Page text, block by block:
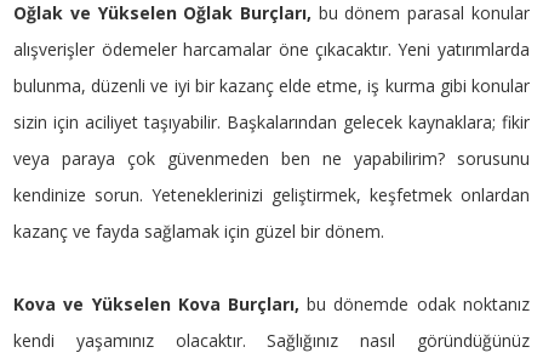
Oğlak ve Yükselen Oğlak Burçları, bu dönem parasal konular
alışverişler ödemeler harcamalar öne çıkacaktır. Yeni yatırımlarda
bulunma, düzenli ve iyi bir kazanç elde etme, iş kurma gibi konular
sizin için aciliyet taşıyabilir. Başkalarından gelecek kaynaklara; fikir
veya paraya çok güvenmeden ben ne yapabilirim? sorusunu
kendinize sorun. Yeteneklerinizi geliştirmek, keşfetmek onlardan
kazanç ve fayda sağlamak için güzel bir dönem.
Kova ve Yükselen Kova Burçları, bu dönemde odak noktanız
kendi yaşamınız olacaktır. Sağlığınız nasıl göründüğünüz